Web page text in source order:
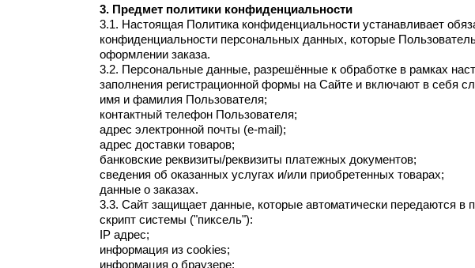
3. Предмет политики конфиденциальности
3.1. Настоящая Политика конфиденциальности устанавливает
конфиденциальности персональных данных, которые
оформлении заказа.
3.2. Персональные данные, разрешённые к обработке в рамках
заполнения регистрационной формы на Сайте и включают в себя
имя и фамилия Пользователя;
контактный телефон Пользователя;
адрес электронной почты (e-mail);
адрес доставки товаров;
банковские реквизиты/реквизиты платежных документов;
сведения об оказанных услугах и/или приобретенных товарах;
данные о заказах.
3.3. Сайт защищает данные, которые автоматически передаются в
скрипт системы ("пиксель"):
IP адрес;
информация из cookies;
информация о браузере;